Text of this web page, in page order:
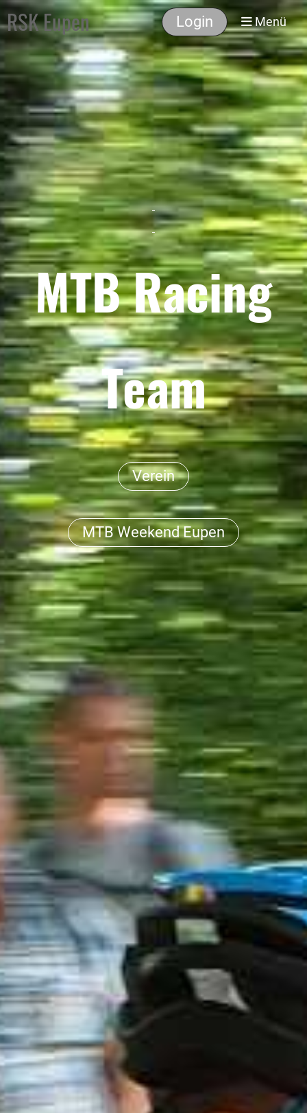
RSK Eupen Login Menü
MTB Racing
Team
Verein
MTB Weekend Eupen